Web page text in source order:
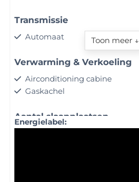
Transmissie
Automaat
Verwarming & Verkoeling
Airconditioning cabine
Gaskachel
Aantal slaapplaatsen
Toon meer ↓
Energielabel: